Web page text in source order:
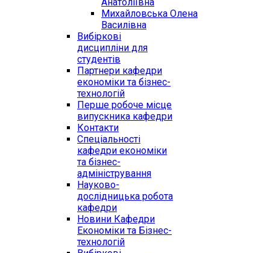
Михайловська Олена
Василівна
Вибіркові
дисципліни для
студентів
Партнери кафедри
економіки та бізнес-
технологій
Перше робоче місце
випускника кафедри
Контакти
Спеціальності
кафедри економіки
та бізнес-
адміністрування
Науково-
дослідницька робота
кафедри
Новини Кафедри
Економіки та Бізнес-
технологій